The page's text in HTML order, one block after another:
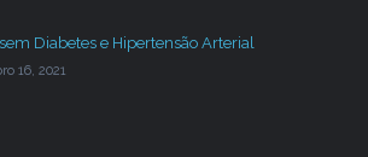
Diabetes e Hipertensão Arterial
16, 2021